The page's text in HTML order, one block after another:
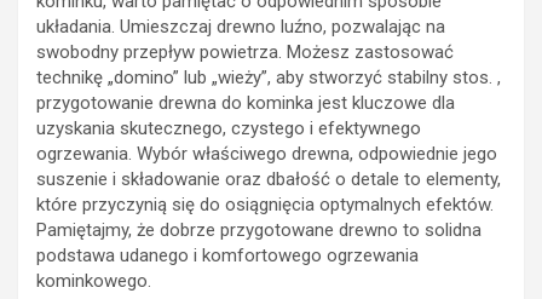
układania. Umieszczaj drewno luźno, pozwalając na
swobodny przepływ powietrza. Możesz zastosować
technikę „domino” lub „wieży”, aby stworzyć stabilny stos. ,
przygotowanie drewna do kominka jest kluczowe dla
uzyskania skutecznego, czystego i efektywnego
ogrzewania. Wybór właściwego drewna, odpowiednie jego
suszenie i składowanie oraz dbałość o detale to elementy,
które przyczynią się do osiągnięcia optymalnych efektów.
Pamiętajmy, że dobrze przygotowane drewno to solidna
podstawa udanego i komfortowego ogrzewania
kominkowego.